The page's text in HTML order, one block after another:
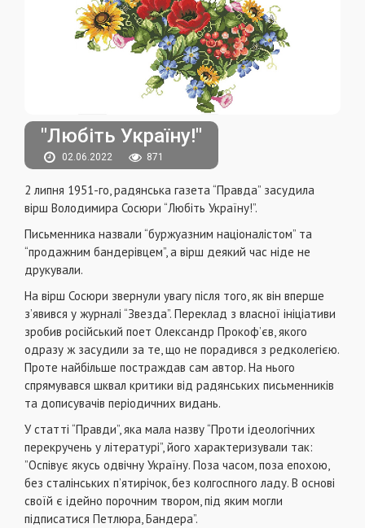
"Любіть Україну!"
02.06.2022 871
2 липня 1951-го, радянська газета “Правда” засудила
вірш Володимира Сосюри “Любіть Україну!”.
Письменника назвали “буржуазним націоналістом” та
“продажним бандерівцем”, а вірш деякий час ніде не
друкували.
На вірш Сосюри звернули увагу після того, як він вперше
з’явився у журналі “Звезда”. Переклад з власної ініціативи
зробив російський поет Олександр Прокоф’єв, якого
одразу ж засудили за те, що не порадився з редколегією.
Проте найбільше постраждав сам автор. На нього
спрямувався шквал критики від радянських письменників
та дописувачів періодичних видань.
У статті “Правди”, яка мала назву “Проти ідеологічних
перекручень у літературі”, його характеризували так:
”Оспівує якусь одвічну Україну. Поза часом, поза епохою,
без сталінських п’ятирічок, без колгоспного ладу. В основі
своїй є ідейно порочним твором, під яким могли
підписатися Петлюра, Бандера”.